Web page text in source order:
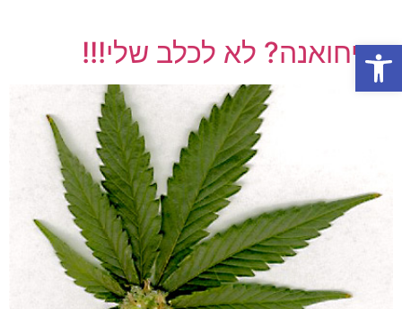
פתח סרגל נגישות
מריחואנה? לא לכלב שלי!!!